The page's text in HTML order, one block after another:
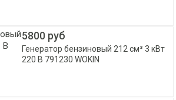
5800 руб
Генератор бензиновый 212 см³ 3 кВт
220 В 791230 WOKIN